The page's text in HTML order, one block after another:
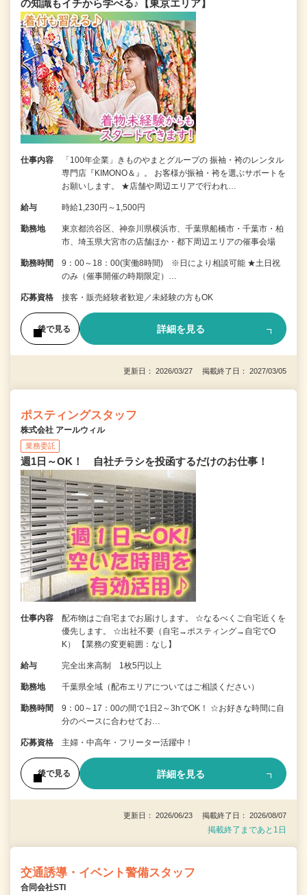
の知識もイチから学べる♪【東京エリア】
仕事内容
「100年企業」きものやまとグループの 振袖・袴のレンタル
専門店『KIMONO＆』。 お客様が振袖・袴を選ぶサポートを
お願いします。 ★店舗や周辺エリアで行われ…
給与 時給1,230円～1,500円
勤務地
東京都渋谷区、神奈川県横浜市、千葉県船橋市・千葉市・柏
市、埼玉県大宮市の店舗ほか・都下周辺エリアの催事会場
勤務時間
9：00～18：00(実働8時間) ※日により相談可能 ★土日祝
のみ（催事開催の時期限定）…
応募資格 接客・販売経験者歓迎／未経験の方もOK
後で見る 詳細を見る
更新日： 2026/03/27 掲載終了日： 2027/03/05
ポスティングスタッフ
株式会社 アールウィル
業務委託
週1日～OK！ 自社チラシを投函するだけのお仕事！
仕事内容
配布物はご自宅までお届けします。 ☆なるべくご自宅近くを
優先します。 ☆出社不要（自宅→ポスティング→自宅でO
K） 【業務の変更範囲：なし】
給与 完全出来高制 1枚5円以上
勤務地 千葉県全域（配布エリアについてはご相談ください）
勤務時間
9：00～17：00の間で1日2～3hでOK！ ☆お好きな時間に自
分のペースに合わせてお…
応募資格 主婦・中高年・フリーター活躍中！
後で見る 詳細を見る
更新日： 2026/06/23 掲載終了日： 2026/08/07
掲載終了まであと1日
交通誘導・イベント警備スタッフ
合同会社STI